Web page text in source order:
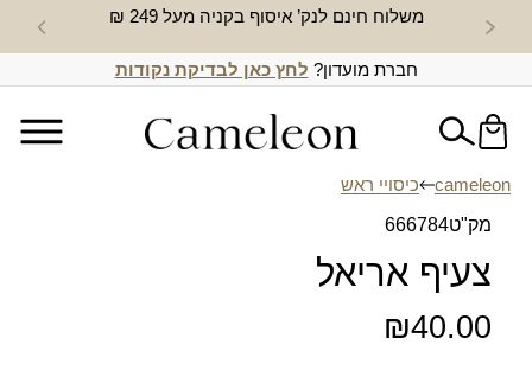
משלוח חינם לנק’ איסוף בקניה מעל 249 ₪ חדש
חברת מועדון? לחץ כאן לבדיקת נקודות
cameleon
כיסויי ראש
מק"ט666784
צעיף אריאל
₪40.00